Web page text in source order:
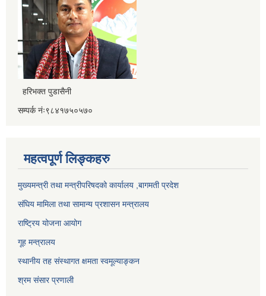
हरिभक्त पुडासैनी
सम्पर्क नंः९८४१७५०५७०
महत्वपूर्ण लिङ्कहरु
मुख्यमन्त्री तथा मन्त्रीपरिषदको कार्यालय ,बागमती प्रदेश
संघिय मामिला तथा सामान्य प्रशासन मन्त्रालय
राष्ट्रिय योजना आयोग
गूह मन्त्रालय
स्थानीय तह संस्थागत क्षमता स्वमूल्याङ्कन
श्रम संसार प्रणाली